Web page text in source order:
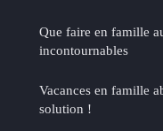
Que faire en famille
incontournables
Vacances en famille
solution !